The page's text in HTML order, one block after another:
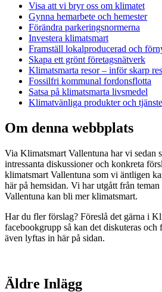
Visa att vi bryr oss om klimatet
Gynna hemarbete och hemester
Förändra parkeringsnormerna
Investera klimatsmart
Framställ lokalproducerad och
Skapa ett grönt företagsnätverk
Klimatsmarta resor – inför skarp
Fossilfri kommunal fordonsflotta
Satsa på klimatsmarta livsmedel
Klimatvänliga produkter och
Om denna webbplats
Via Klimatsmart Vallentuna har vi sedan
intressanta diskussioner och konkreta
klimatsmart Vallentuna som vi äntligen
här på hemsidan. Vi har utgått från
Vallentuna kan bli mer klimatsmart.
Har du fler förslag? Föreslå det gärna i
facebookgrupp så kan det diskuteras
även lyftas in här på sidan.
Äldre Inlägg